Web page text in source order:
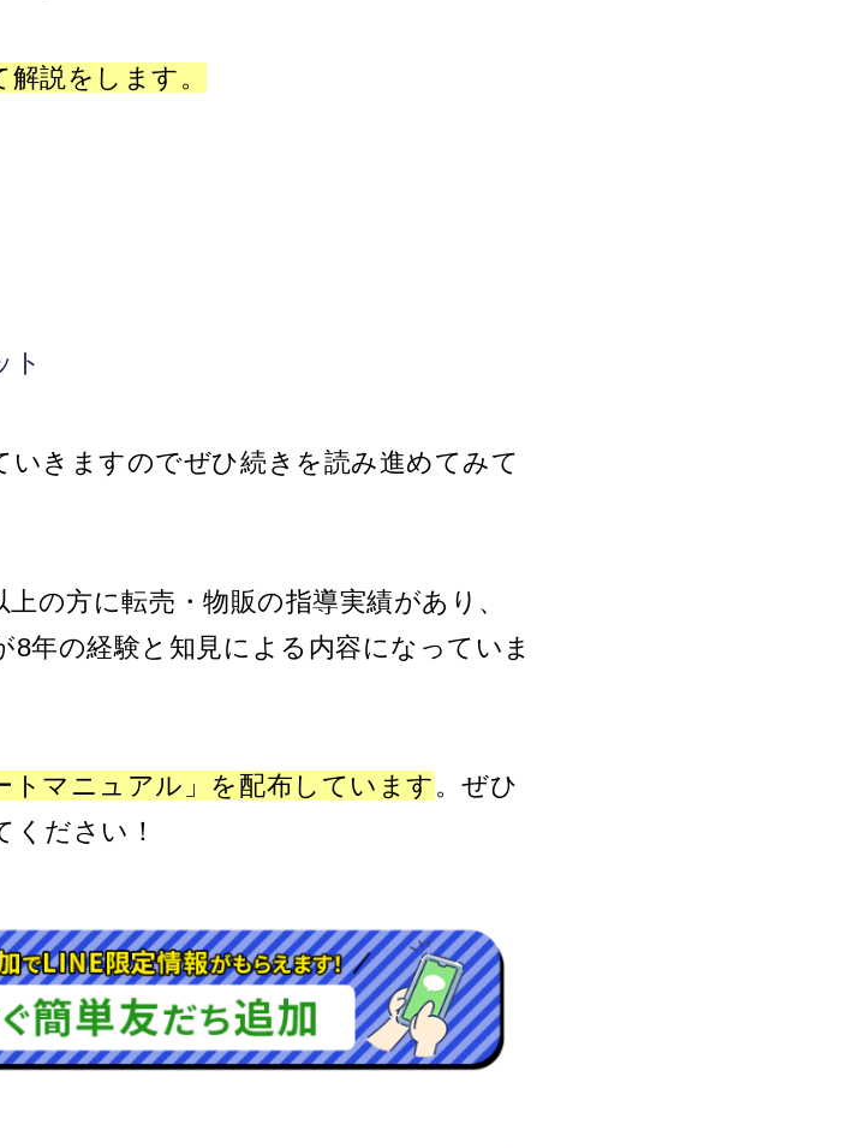
説をします。
ト
きますのでぜひ続きを読み進めてみて
の方に転売・物販の指導実績があり、
年の経験と知見による内容になっていま
トマニュアル」 を配布しています 。ぜひ
ください！